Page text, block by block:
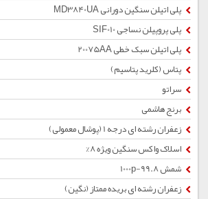
پلی اتیلن سنگین دورانی MD3840UA
پلی پروپیلن نساجی SIF010
پلی اتیلن سبک خطی 20075AA
پتاس (کلرید پتاسیم)
سراتو
برنج هاشمی
زعفران رشته ای درجه 1 (پوشال معمولی)
اسلاک واکس سنگین ویژه 8%
شمش 1000p-99.8
زعفران رشته ای بریده ممتاز (نگین)